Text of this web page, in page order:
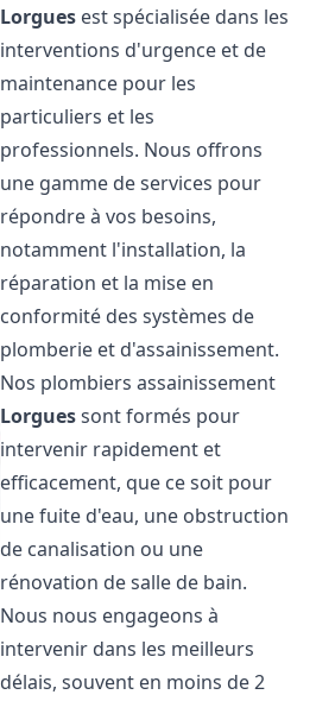
Lorgues est spécialisée dans les
interventions d'urgence et de
maintenance pour les
particuliers et les
professionnels. Nous offrons
une gamme de services pour
répondre à vos besoins,
notamment l'installation, la
réparation et la mise en
conformité des systèmes de
plomberie et d'assainissement.
Nos plombiers assainissement
Lorguessont formés pour
intervenir rapidement et
efficacement, que ce soit pour
une fuite d'eau, une obstruction
de canalisation ou une
rénovation de salle de bain.
Nous nous engageons à
intervenir dans les meilleurs
délais, souvent en moins de 2